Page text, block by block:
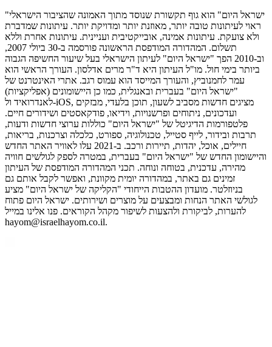
"ישראל היום" הוא גוף תקשורת שנוסד מתוך האמונה שהציבור הישראלי
ראוי לעיתונות טובה יותר, מאוזנת יותר ומדויקת יותר. עיתונות שמדברת
ולא צועקת. עיתונות אמינה, אובייקטיבית ועניינית. עיתונות אחרת וללא
תשלום. המהדורה המודפסת הראשונה פורסמה ב-30 ביולי 2007,
וב-2010 הפך "ישראל היום" לעיתון הישראלי בעל שיעור החשיפה הגבוה
ביותר בימי חול. מו"ל העיתון היא ד"ר מרים אדלסון. העורך הראשי הוא
עמר לחמנוביץ, והעורך המייסד הוא עמוס רגב. אתרי האינטרנט של
"ישראל היום" בעברית ובאנגלית, כמו כן היישומונים (אפליקציות)
לאנדרואיד ול-iOS, מציגים חדשות מסביב לשעון, תוכן בלעדי, מבזקים
ועדכונים, ניתוחים ופרשנויות, וידיאו, פודקאסטים ושידורים חיים.
פלטפורמות הדיגיטל של "ישראל היום" כוללות ערוצי חדשות ודעות,
תרבות ובידור, לייף סטייל, טכנולוגיה, ספורט, כלכלה וצרכנות, בריאות,
חיילים, אוכל, יהדות, תיירות ורכב. ב-2021 עלו לאוויר האתר החדש
והיישומון החדש של "ישראל היום" בעברית, במטרה לספק לגולשים חוויה
מהירה, עדכנית, בטוחה ונוחה. תכני המהדורה המודפסת של העיתון
זמינים גם באתר, במהדורה יומית מקוונת, ואפשר לקבל אותם גם
בניוזלטר. מועדון ההטבות הייחודי "הקליקה של ישראל היום" מציע
לגולשי האתר הנחות ומבצעים על מוצרים ושירותים. ישראל היום פתוח
להערות, לביקורת ולהצעות לשיפור מקהל הקוראים. פנו אלינו במייל
hayom@israelhayom.co.il.